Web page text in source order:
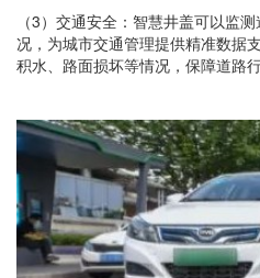
（3）交通安全：智慧井盖可以监
况，为城市交通管理提供精准数据
积水、路面损坏等情况，保障道路行